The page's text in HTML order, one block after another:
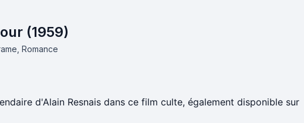
(1959)
Romance
d'Alain Resnais dans ce film culte, également disponible sur